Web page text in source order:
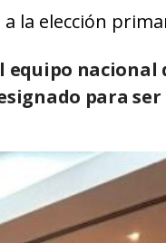
la elección
equipo nacional
para